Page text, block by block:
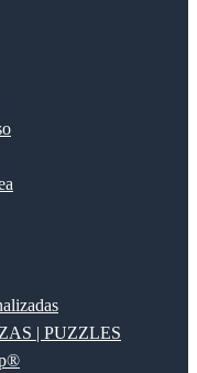
| PUZZLES